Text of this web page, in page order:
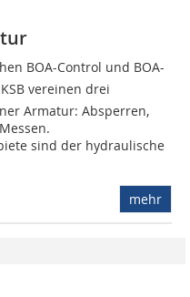
BOA-Control und BOA-
vereinen drei
Armatur: Absperren,
sind der hydraulische
mehr